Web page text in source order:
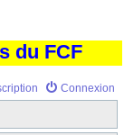
du FCF
Connexion